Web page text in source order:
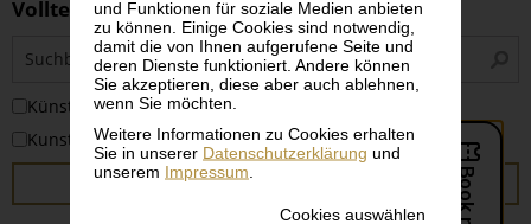
und Funktionen für soziale Medien anbieten
zu können. Einige Cookies sind notwendig,
damit die von Ihnen aufgerufene Seite und
deren Dienste funktioniert. Andere können
Sie akzeptieren, diese aber auch ablehnen,
wenn Sie möchten.
Weitere Informationen zu Cookies erhalten
Sie in unserer Datenschutzerklärung und
unserem Impressum
Cookies auswählen
Volltextsuche
KünstlerInnen
Kunstwerke
SUCHEN